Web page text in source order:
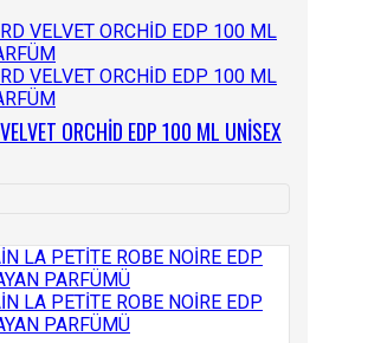
ORCHİD EDP 100 ML UNİSEX